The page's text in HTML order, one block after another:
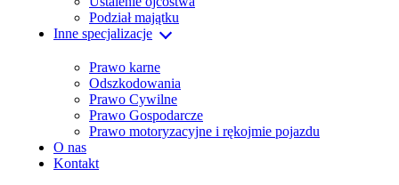
Podział majątku
Inne specjalizacje
Prawo karne
Odszkodowania
Prawo Cywilne
Prawo Gospodarcze
Prawo motoryzacyjne i rękojmie pojazdu
O nas
Kontakt